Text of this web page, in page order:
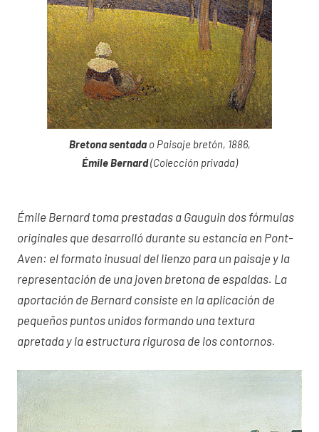
Bretona sentadao Paisaje bretón, 1886,
Émile Bernard(Colección privada)
Émile Bernard toma prestadas a Gauguin dos fórmulas
originales que desarrolló durante su estancia en Pont-
Aven: el formato inusual del lienzo para un paisaje y la
representación de una joven bretona de espaldas. La
aportación de Bernard consiste en la aplicación de
pequeños puntos unidos formando una textura
apretada y la estructura rigurosa de los contornos.